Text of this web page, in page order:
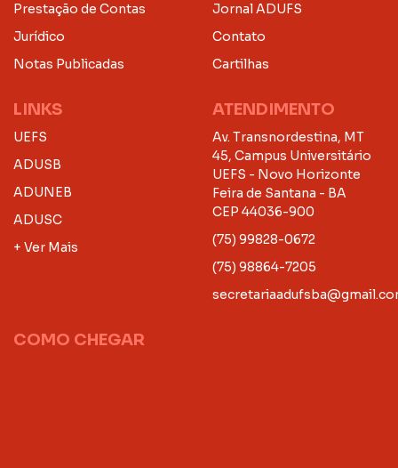
Prestação de Contas
Jurídico
Notas Publicadas
Jornal ADUFS
Contato
Cartilhas
LINKS
UEFS
ADUSB
ADUNEB
ADUSC
+ Ver Mais
COMO CHEGAR
ATENDIMENTO
Av. Transnordestina, MT
45, Campus Universitário
UEFS - Novo Horizonte
Feira de Santana - BA
CEP 44036-900
(75) 99828-0672
(75) 98864-7205